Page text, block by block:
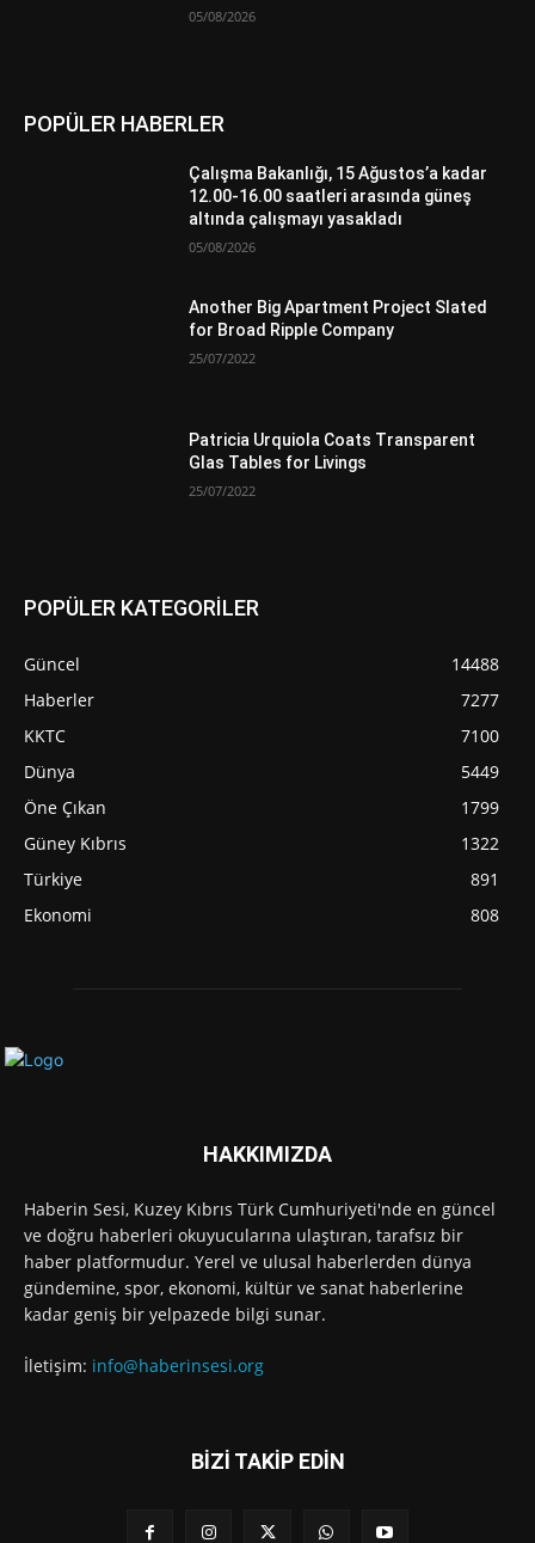
05/08/2026
POPÜLER HABERLER
Çalışma Bakanlığı, 15 Ağustos’a kadar
12.00-16.00 saatleri arasında güneş
altında çalışmayı yasakladı
05/08/2026
Another Big Apartment Project Slated
for Broad Ripple Company
25/07/2022
Patricia Urquiola Coats Transparent
Glas Tables for Livings
25/07/2022
POPÜLER KATEGORİLER
Güncel
14488
Haberler
7277
KKTC
7100
Dünya
5449
Öne Çıkan
1799
Güney Kıbrıs
1322
Türkiye
891
Ekonomi
808
HAKKIMIZDA
Haberin Sesi, Kuzey Kıbrıs Türk Cumhuriyeti'nde en güncel
ve doğru haberleri okuyucularına ulaştıran, tarafsız bir
haber platformudur. Yerel ve ulusal haberlerden dünya
gündemine, spor, ekonomi, kültür ve sanat haberlerine
kadar geniş bir yelpazede bilgi sunar.
İletişim: info@haberinsesi.org
BİZİ TAKİP EDİN